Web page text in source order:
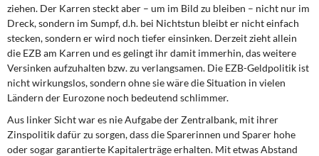
ziehen. Der Karren steckt aber – um im Bild zu bleiben – nicht nur im
Dreck, sondern im Sumpf, d.h. bei Nichtstun bleibt er nicht einfach
stecken, sondern er wird noch tiefer einsinken. Derzeit zieht allein
die EZB am Karren und es gelingt ihr damit immerhin, das weitere
Versinken aufzuhalten bzw. zu verlangsamen. Die EZB-Geldpolitik ist
nicht wirkungslos, sondern ohne sie wäre die Situation in vielen
Ländern der Eurozone noch bedeutend schlimmer.
Aus linker Sicht war es nie Aufgabe der Zentralbank, mit ihrer
Zinspolitik dafür zu sorgen, dass die Sparerinnen und Sparer hohe
oder sogar garantierte Kapitalerträge erhalten. Mit etwas Abstand